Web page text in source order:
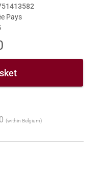
Pays
(within Belgium)